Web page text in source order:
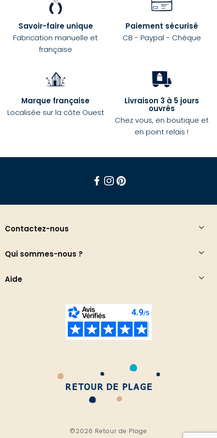
Savoir-faire unique
Fabrication manuelle et
française
Paiement sécurisé
CB - Paypal - Chèque
Marque française
Localisée sur la côte Ouest
Livraison 3 à 5 jours
ouvrés
Chez vous, en boutique et
en point relais !
Contactez-nous
Qui sommes-nous ?
Aide
©2026 Retour de Plage